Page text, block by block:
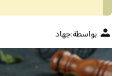
بواسطة:جهاد